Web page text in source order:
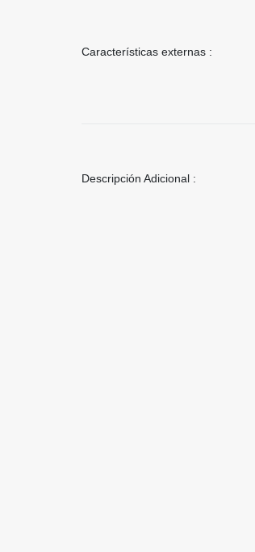
Características externas :
Descripción Adicional :